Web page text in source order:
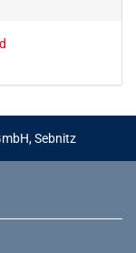
Sebnitz